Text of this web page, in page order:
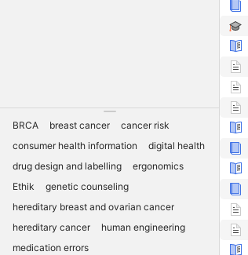
BRCA breast cancer
cancer risk
consumer health information
digital health
drug design and labelling
ergonomics
Ethik
genetic counseling
hereditary breast and ovarian cancer
hereditary cancer
human engineering
medication errors